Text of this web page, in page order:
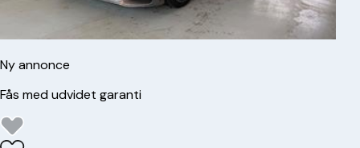
Ny annonce
Fås med udvidet garanti